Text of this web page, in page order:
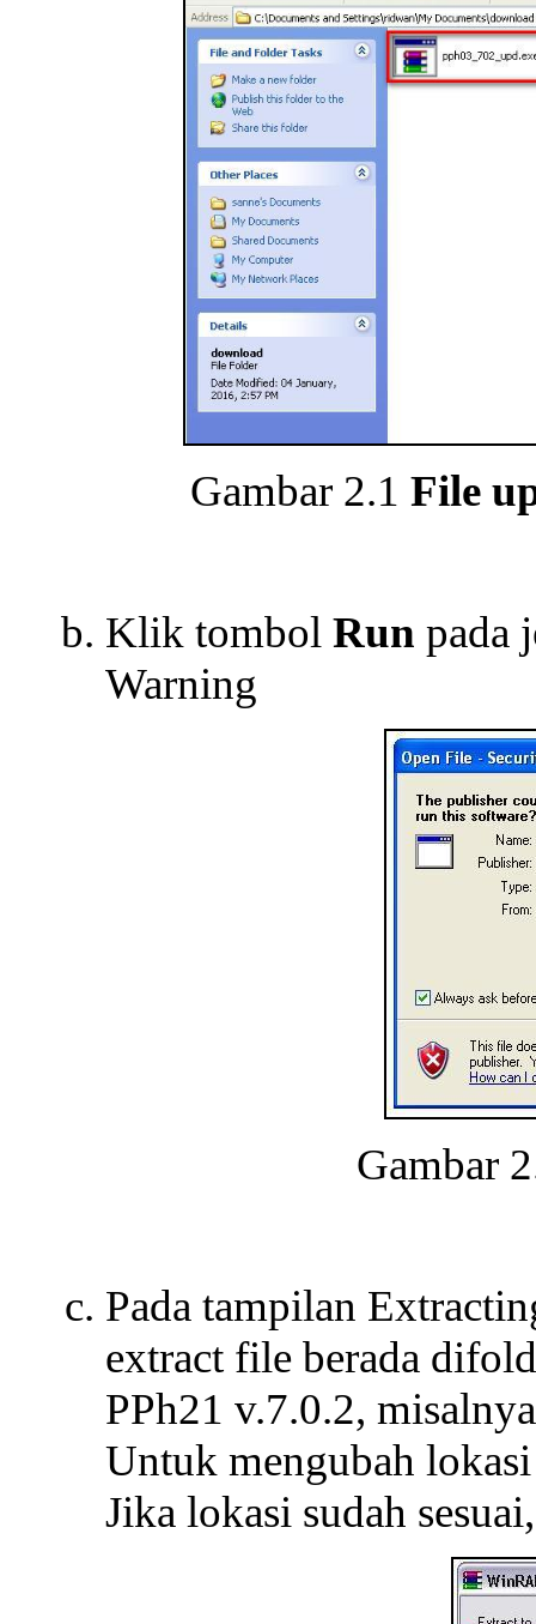
Gambar 2.1 File
Klik tombol Run pada
Warning
Gambar
Pada tampilan
extract file berada
PPh21 v.7.0.2,
Untuk mengubah
Jika lokasi sudah